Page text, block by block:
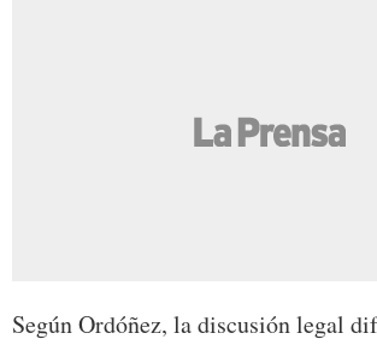
Según Ordóñez, la discusión legal